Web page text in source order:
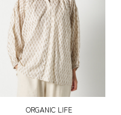
ORGANIC LIFE